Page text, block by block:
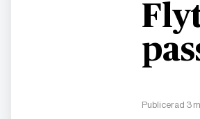
Publicerad 3